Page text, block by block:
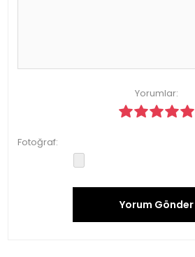
Yorumlar:
Fotoğraf:
Yorum Gönder